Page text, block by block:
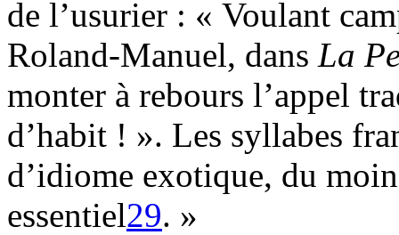
de l’usurier : « Voulant
Roland-Manuel, dans La
monter à rebours l’appel
d’habit ! ». Les syllabes
d’idiome exotique, du
essentiel29. »